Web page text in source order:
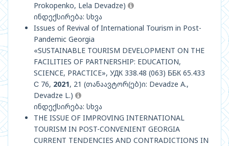
Prokopenko, Lela Devadze)
ინდექსირება: სხვა
Issues of Revival of International Tourism in Post-
Pandemic Georgia
«SUSTAINABLE TOURISM DEVELOPMENT ON THE
FACILITIES OF PARTNERSHIP: EDUCATION,
SCIENCE, PRACTICE», УДК 338.48 (063) ББК 65.433
С 76, 2021, 21 (თანაავტორ(ებ)ი: Devadze A.,
Devadze L.)
ინდექსირება: სხვა
THE ISSUE OF IMPROVING INTERNATIONAL
TOURISM IN POST-CONVENIENT GEORGIA
CURRENT TENDENCIES AND CONTRADICTIONS IN